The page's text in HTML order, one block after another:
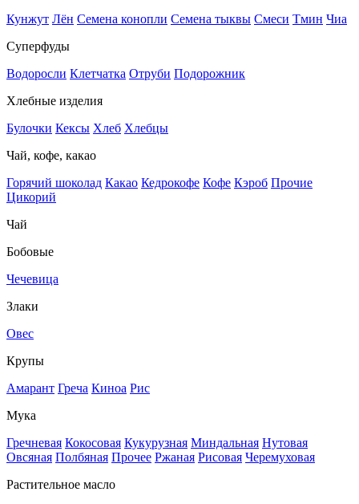
Кунжут Лён Семена конопли Семена тыквы Смеси Тмин Чиа
Суперфуды
Водоросли Клетчатка Отруби Подорожник
Хлебные изделия
Булочки Кексы Хлеб Хлебцы
Чай, кофе, какао
Горячий шоколад Какао Кедрокофе Кофе Кэроб Прочие
Цикорий
Чай
Бобовые
Чечевица
Злаки
Овес
Крупы
Амарант Греча Киноа Рис
Мука
Гречневая Кокосовая Кукурузная Миндальная Нутовая
Овсяная Полбяная Прочее Ржаная Рисовая Черемуховая
Растительное масло